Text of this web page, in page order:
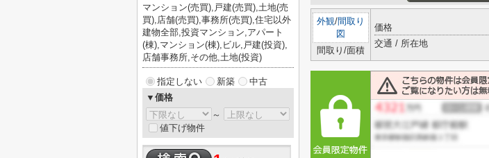
外観/間取り
図
間取り/面積
価格
交通 / 所在地
マンション(売買),戸建(売買),土地(売
買),店舗(売買),事務所(売買),住宅以外
建物全部,投資マンション,アパート
(棟),マンション(棟),ビル,戸建(投資),
店舗事務所,その他,土地(投資)
指定しない 新築
中古
▼価格
～
値下げ物件